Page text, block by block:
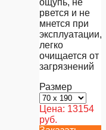
рвется и не
мнется при
эксплуатации,
легко
очищается от
загрязнений
Размер
Цена: 13154
руб.